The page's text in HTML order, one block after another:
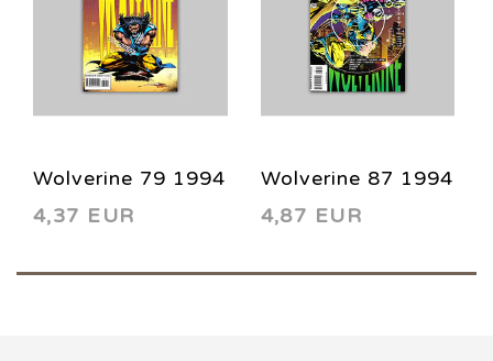
Wolverine 79 1994
4,37 EUR
Wolverine 87 1994
4,87 EUR